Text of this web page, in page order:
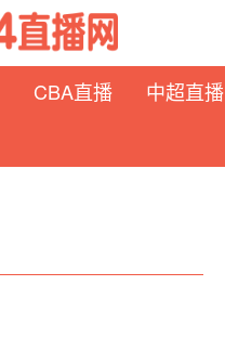
CBA直播 中超直播